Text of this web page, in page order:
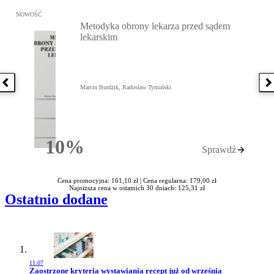
Poprzednia książka
Przejdź do: Metodyka obrony lekarza przed sądem lekarskim,
NOWOŚĆ
10%Rabatu
Metodyka obrony lekarza przed sądem
lekarskim
Marcin Burdzik, Radosław Tymiński
Sprawdź
Cena promocyjna: 161,10 zł | Cena regularna: 179,00 zł
Najniższa cena w ostatnich 30 dniach: 125,31 zł
Ostatnio dodane
11:07
Przejdź do artykułu:
Zaostrzone kryteria wystawiania recept już od września